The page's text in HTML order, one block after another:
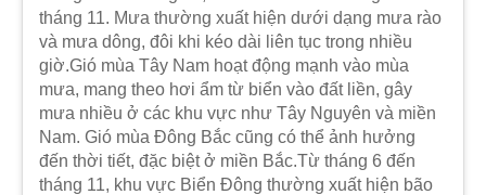
tháng 11. Mưa thường xuất hiện dưới dạng mưa rào
và mưa dông, đôi khi kéo dài liên tục trong nhiều
giờ.Gió mùa Tây Nam hoạt động mạnh vào mùa
mưa, mang theo hơi ẩm từ biển vào đất liền, gây
mưa nhiều ở các khu vực như Tây Nguyên và miền
Nam. Gió mùa Đông Bắc cũng có thể ảnh hưởng
đến thời tiết, đặc biệt ở miền Bắc.Từ tháng 6 đến
tháng 11, khu vực Biển Đông thường xuất hiện bão